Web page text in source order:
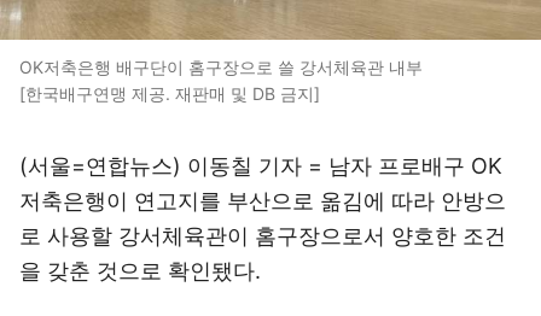
OK저축은행 배구단이 홈구장으로 쓸 강서체육관 내부
[한국배구연맹 제공. 재판매 및 DB 금지]
(서울=연합뉴스) 이동칠 기자 = 남자 프로배구 OK
저축은행이 연고지를 부산으로 옮김에 따라 안방으
로 사용할 강서체육관이 홈구장으로서 양호한 조건
을 갖춘 것으로 확인됐다.